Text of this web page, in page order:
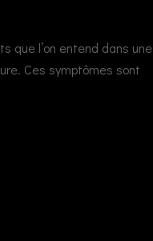
que l’on entend dans une
Ces symptômes sont